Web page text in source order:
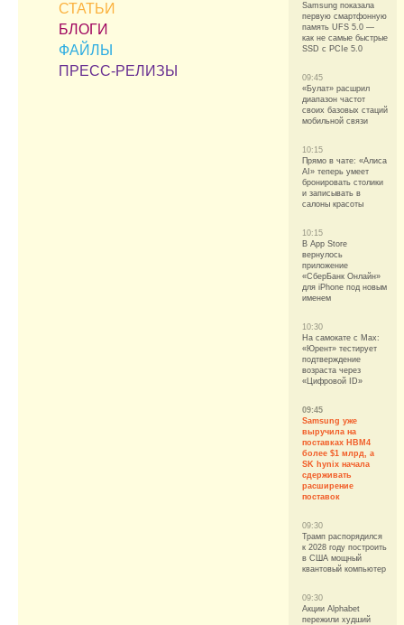
СТАТЬИ
БЛОГИ
ФАЙЛЫ
ПРЕСС-РЕЛИЗЫ
Samsung показала
первую смартфонную
память UFS 5.0 —
как не самые быстрые
SSD с PCIe 5.0
09:45
«Булат» расшрил
диапазон частот
своих базовых стаций
мобильной связи
10:15
Прямо в чате: «Алиса
AI» теперь умеет
бронировать столики
и записывать в
салоны красоты
10:15
В App Store
вернулось
приложение
«СберБанк Онлайн»
для iPhone под новым
именем
10:30
На самокате с Max:
«Юрент» тестирует
подтверждение
возраста через
«Цифровой ID»
09:45
Samsung уже
выручила на
поставках HBM4
более $1 млрд, а
SK hynix начала
сдерживать
расширение
поставок
09:30
Трамп распорядился
к 2028 году построить
в США мощный
квантовый компьютер
09:30
Акции Alphabet
пережили худший